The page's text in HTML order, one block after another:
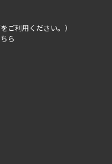
ご利用ください。）
ら